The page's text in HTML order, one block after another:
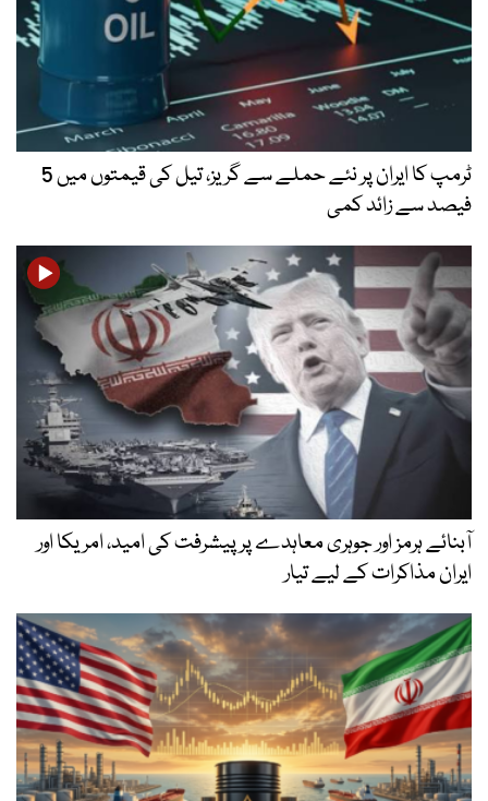
ٹرمپ کا ایران پر نئے حملے سے گریز، تیل کی قیمتوں میں 5
فیصد سے زائد کمی
آبنائے ہرمز اور جوہری معاہدے پر پیشرفت کی امید، امریکا اور
ایران مذاکرات کے لیے تیار